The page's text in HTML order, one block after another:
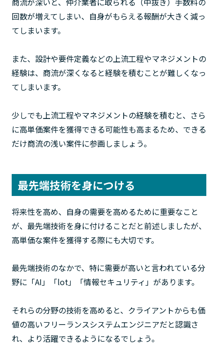
回数が増えてしまい、自身がもらえる報酬が大きく減っ
てしまいます。
また、設計や要件定義などの上流工程やマネジメントの
経験は、商流が深くなると経験を積むことが難しくなっ
てしまいます。
少しでも上流工程やマネジメントの経験を積むと、さら
に高単価案件を獲得できる可能性も高まるため、できる
だけ商流の浅い案件に参画しましょう。
最先端技術を身につける
将来性を高め、自身の需要を高めるために重要なこと
が、最先端技術を身に付けることだと前述しましたが、
高単価な案件を獲得する際にも大切です。
最先端技術のなかで、特に需要が高いと言われている分
野に「AI」「lot」「情報セキュリティ」があります。
それらの分野の技術を高めると、クライアントからも価
値の高いフリーランスシステムエンジニアだと認識さ
れ、より活躍できるようになるでしょう。